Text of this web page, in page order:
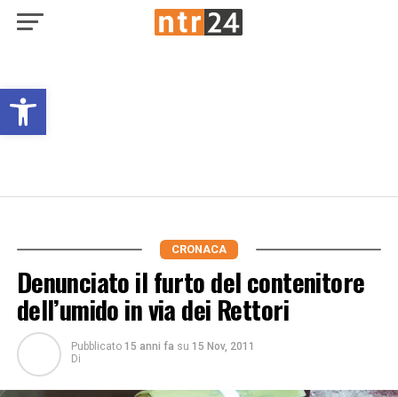
Open toolbar
CRONACA
Denunciato il furto del contenitore
dell’umido in via dei Rettori
Pubblicato 15 anni fa su 15 Nov, 2011
Di